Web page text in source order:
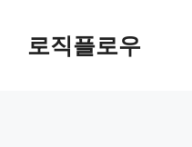
content로직플로우